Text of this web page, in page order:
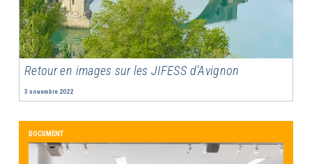
Retour en images sur les JIFESS d’Avignon
3 novembre 2022
DOCUMENT